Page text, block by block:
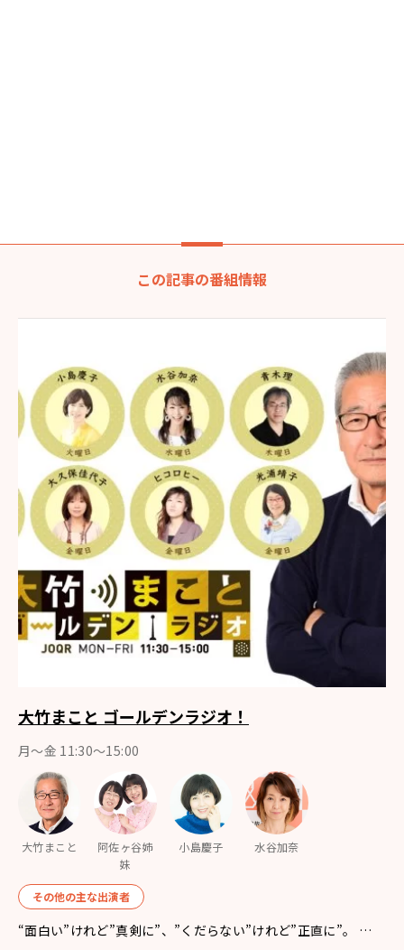
この記事の番組情報
大竹まこと ゴールデンラジオ！
月〜金 11:30～15:00
大竹まこと
阿佐ヶ谷姉
妹
小島慶子 水谷加奈
その他の主な出演者
“面白い”けれど”真剣に”、”くだらない”けれど”正直に”。 …